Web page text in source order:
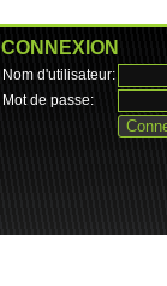
CONNEXION
Nom d'utilisateur:
Mot de passe: